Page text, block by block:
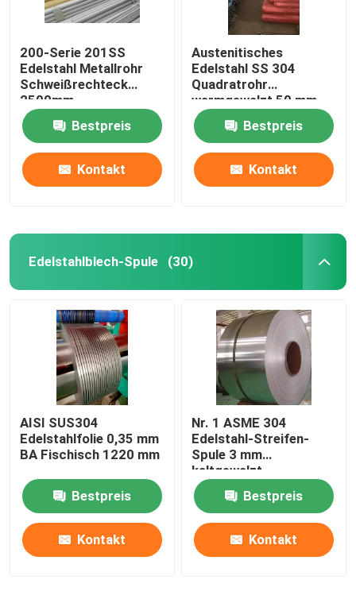
200-Serie 201SS
Edelstahl Metallrohr
Schweißrechteck
2500mm
Bestpreis
Kontakt
Austenitisches
Edelstahl SS 304
Quadratrohr
warmgewalzt 50 mm
300er Serie
Bestpreis
Kontakt
Edelstahlblech-Spule (30)
AISI SUS304
Edelstahlfolie 0,35 mm
BA Fischisch 1220 mm
Bestpreis
Kontakt
Nr. 1 ASME 304
Edelstahl-Streifen-
Spule 3 mm
kaltgewalzt
Bestpreis
Kontakt